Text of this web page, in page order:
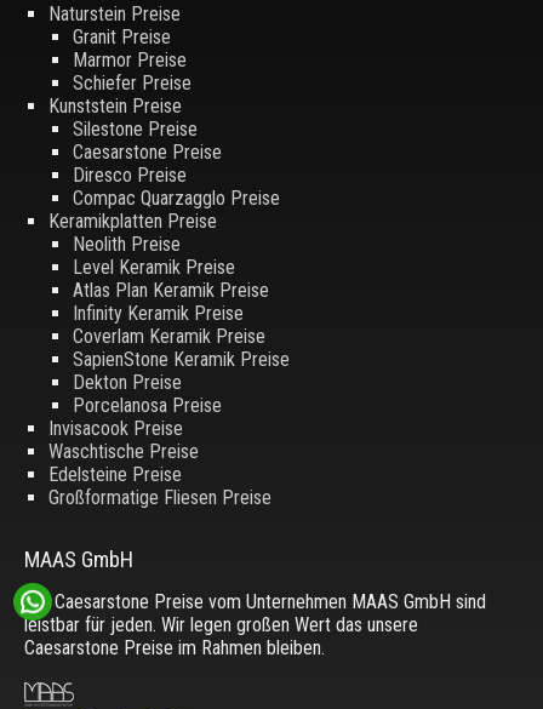
Naturstein Preise
Granit Preise
Marmor Preise
Schiefer Preise
Kunststein Preise
Silestone Preise
Caesarstone Preise
Diresco Preise
Compac Quarzagglo Preise
Keramikplatten Preise
Neolith Preise
Level Keramik Preise
Atlas Plan Keramik Preise
Infinity Keramik Preise
Coverlam Keramik Preise
SapienStone Keramik Preise
Dekton Preise
Porcelanosa Preise
Invisacook Preise
Waschtische Preise
Edelsteine Preise
Großformatige Fliesen Preise
MAAS GmbH
Die Caesarstone Preise vom Unternehmen MAAS GmbH sind
leistbar für jeden. Wir legen großen Wert das unsere
Caesarstone Preise im Rahmen bleiben.